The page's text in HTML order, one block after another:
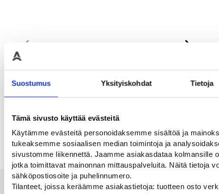
Suostumus Yksityiskohdat Tietoja
Tämä sivusto käyttää evästeitä
Käytämme evästeitä personoidaksemme sisältöä ja
tukeaksemme sosiaalisen median toimintoja ja
sivustomme liikennettä. Jaamme asiakasdataa kolmansille
jotka toimittavat mainonnan mittauspalveluita. Näitä tietoja
sähköpostiosoite ja puhelinnumero.
Tilanteet, joissa keräämme asiakastietoja: tuotteen osto
Betoniporsas 270 kg
betoniporsas punaisilla
raidoilla
149,00€
Putkihattu 90mm
päähän laitettava suoja
2,00€
Alan parhaat merkit